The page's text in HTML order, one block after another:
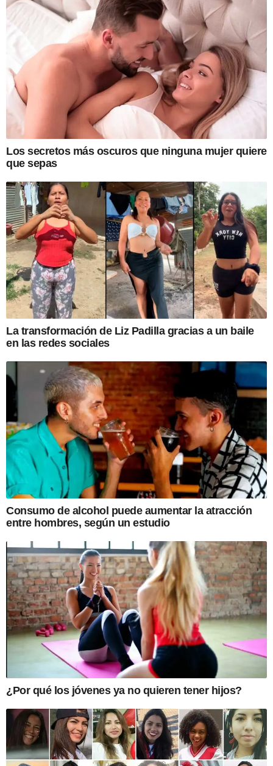
Los secretos más oscuros que ninguna mujer quiere
que sepas
La transformación de Liz Padilla gracias a un baile
en las redes sociales
Consumo de alcohol puede aumentar la atracción
entre hombres, según un estudio
¿Por qué los jóvenes ya no quieren tener hijos?